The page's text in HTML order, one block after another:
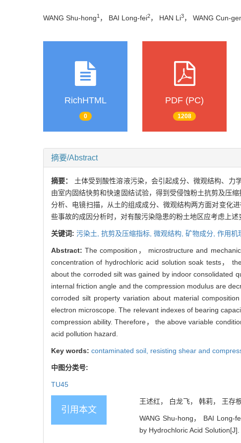
WANG Shu-hong1 ， BAI Long-fei2， HAN Li3， WANG Cun-
RichHTML
0
PDF (PC)
1208
摘要/Abstract
摘要： 土体受到酸性溶液污染，会引起成分、微观结构、力
由室内固结快剪和快速固结试验，得到受侵蚀粉土抗剪及压
分析、电镜扫描，从土的组成成分、微观结构两方面对变化
些事故的成因分析时，对有酸污染隐患的粉土地区应考虑上述
关键词: 污染土, 抗剪及压缩指标, 微观结构, 矿物成分, 作用机
Abstract:The composition， microstructure and
concentration of hydrochloric acid solution soak tests，
about the corroded silt was gained by indoor consolidated
internal friction angle and the compression modulus are
corroded silt property variation about material
electron microscope. The relevant indexes of bearing
compression ability. Therefore， the above variable
acid pollution hazard.
Key words: contaminated soil, resisting shear and
中图分类号:
TU45
引用本文
王述红， 白龙飞， 韩莉， 王存
WANG Shu-hong， BAI Long-
by Hydrochloric Acid